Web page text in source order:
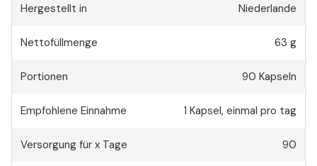
Hergestellt in Niederlande
Nettofüllmenge 63 g
Portionen 90 Kapseln
Empfohlene Einnahme 1 Kapsel, einmal pro tag
Versorgung für x Tage 90